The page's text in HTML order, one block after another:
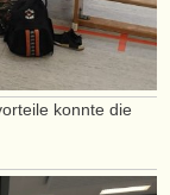
konnte die